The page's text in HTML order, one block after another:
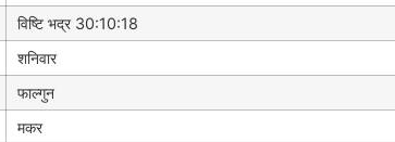
विष्टि भद्र 30:10:18
शनिवार
फाल्गुन
मकर